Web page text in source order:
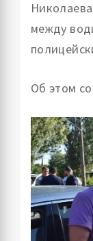
между
Об этом